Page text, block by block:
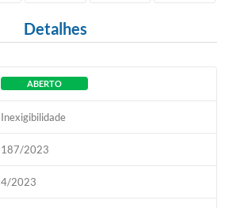
Detalhes
ABERTO
Inexigibilidade
187/2023
4/2023